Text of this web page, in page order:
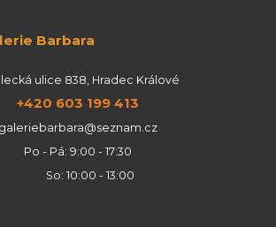
ulice 838, Hradec Králové
+420 603 199 413
galeriebarbara@seznam.cz
Po - Pá: 9:00 - 17:30
So: 10:00 - 13:00